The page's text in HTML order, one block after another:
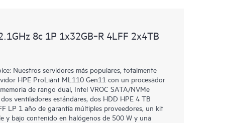
8c 1P 1x32GB‑R 4LFF 2x4TB
Nuestros servidores más populares, totalmente
HPE ProLiant ML110 Gen11 con un procesador
de rango dual, Intel VROC SATA/NVMe
ventiladores estándares, dos HDD HPE 4 TB
LP 1 año de garantía múltiples proveedores, un kit
y bajo contenido en halógenos de 500 W y una